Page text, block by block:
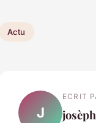
Actu
J
ECRIT